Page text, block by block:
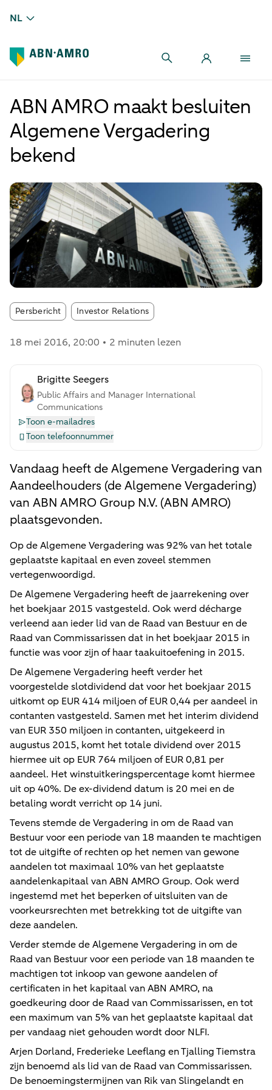
NL
ABN AMRO maakt besluiten
Algemene Vergadering
bekend
Persbericht Article tags:
Investor Relations
18 mei 2016, 20:00 2 minuten lezen
Brigitte Seegers
Public Affairs and Manager International
Communications
Toon e-mailadres
Toon telefoonnummer
Vandaag heeft de Algemene Vergadering van
Aandeelhouders (de Algemene Vergadering)
van ABN AMRO Group N.V. (ABN AMRO)
plaatsgevonden.
Op de Algemene Vergadering was 92% van het totale
geplaatste kapitaal en even zoveel stemmen
vertegenwoordigd.
De Algemene Vergadering heeft de jaarrekening over
het boekjaar 2015 vastgesteld. Ook werd décharge
verleend aan ieder lid van de Raad van Bestuur en de
Raad van Commissarissen dat in het boekjaar 2015 in
functie was voor zijn of haar taakuitoefening in 2015.
De Algemene Vergadering heeft verder het
voorgestelde slotdividend dat voor het boekjaar 2015
uitkomt op EUR 414 miljoen of EUR 0,44 per aandeel in
contanten vastgesteld. Samen met het interim dividend
van EUR 350 miljoen in contanten, uitgekeerd in
augustus 2015, komt het totale dividend over 2015
hiermee uit op EUR 764 miljoen of EUR 0,81 per
aandeel. Het winstuitkeringspercentage komt hiermee
uit op 40%. De ex-dividend datum is 20 mei en de
betaling wordt verricht op 14 juni.
Tevens stemde de Vergadering in om de Raad van
Bestuur voor een periode van 18 maanden te machtigen
tot de uitgifte of rechten op het nemen van gewone
aandelen tot maximaal 10% van het geplaatste
aandelenkapitaal van ABN AMRO Group. Ook werd
ingestemd met het beperken of uitsluiten van de
voorkeursrechten met betrekking tot de uitgifte van
deze aandelen.
Verder stemde de Algemene Vergadering in om de
Raad van Bestuur voor een periode van 18 maanden te
machtigen tot inkoop van gewone aandelen of
certificaten in het kapitaal van ABN AMRO, na
goedkeuring door de Raad van Commissarissen, en tot
een maximum van 5% van het geplaatste kapitaal dat
per vandaag niet gehouden wordt door NLFI.
Arjen Dorland, Frederieke Leeflang en Tjalling Tiemstra
zijn benoemd als lid van de Raad van Commissarissen.
De benoemingstermijnen van Rik van Slingelandt en